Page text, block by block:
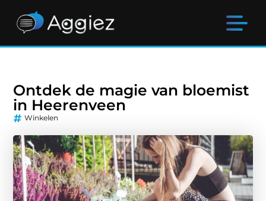
Ontdek de magie van bloemist
in Heerenveen
Winkelen